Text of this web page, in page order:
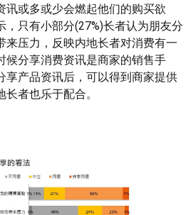
讯或多或少会燃起他们的购买欲
，只有小部分(27%)长者认为朋友分
来压力，反映内地长者对消费有一
候分享消费资讯是商家的销售手
享产品资讯后，可以得到商家提供
者也乐于配合。